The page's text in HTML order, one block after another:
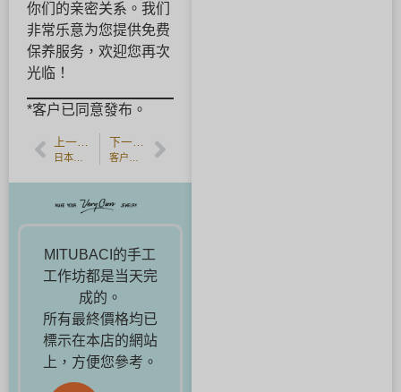
你们的亲密关系。我们
非常乐意为您提供免费
保养服务，欢迎您再次
光临！
*客户已同意發布。
上一篇文章 下一篇文章
MITUBACI的手工
工作坊都是当天完
成的。
所有最終價格均已
標示在本店的網站
上，方便您參考。